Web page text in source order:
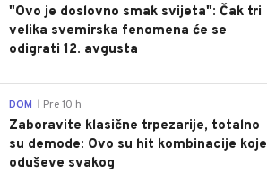
"Ovo je doslovno smak svijeta": Čak tri
velika svemirska fenomena će se
odigrati 12. avgusta
DOM Pre 10 h
Zaboravite klasične trpezarije, totalno
su demode: Ovo su hit kombinacije koje
oduševe svakog